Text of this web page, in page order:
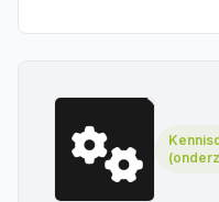
(TTI) vastgelegd